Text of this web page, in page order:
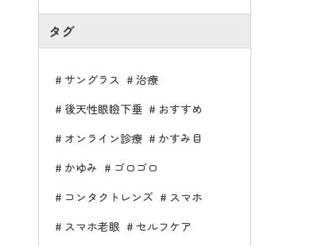
タグ
サングラス
治療
後天性眼瞼下垂
おすすめ
オンライン診療
かすみ目
かゆみ
ゴロゴロ
コンタクトレンズ
スマホ
スマホ老眼
セルフケア